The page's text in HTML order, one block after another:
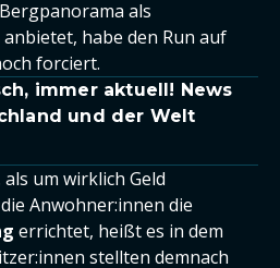
als
habe den Run auf
forciert.
immer aktuell! News
und der Welt
um wirklich Geld
Anwohner:innen die
errichtet, heißt es in dem
stellten demnach